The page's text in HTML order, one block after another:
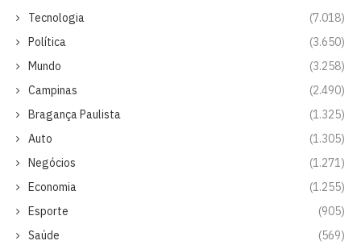
Tecnologia
(7.018)
Política
(3.650)
Mundo
(3.258)
Campinas
(2.490)
Bragança Paulista
(1.325)
Auto
(1.305)
Negócios
(1.271)
Economia
(1.255)
Esporte
(905)
Saúde
(569)